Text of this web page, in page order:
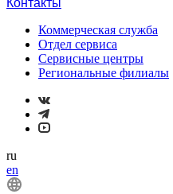
Контакты
Коммерческая служба
Отдел сервиса
Сервисные центры
Региональные филиалы
ru
en